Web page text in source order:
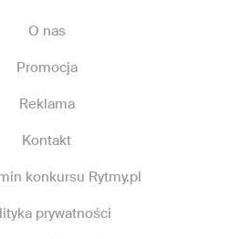
O nas
Promocja
Reklama
Kontakt
konkursu Rytmy.pl
prywatności